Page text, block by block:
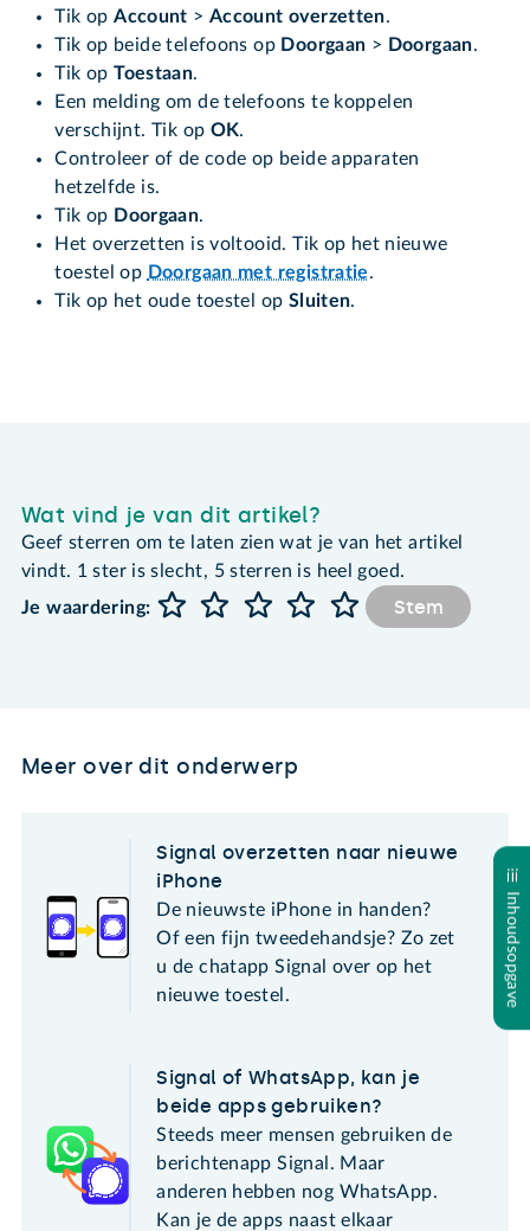
Tik opAccount > Account overzetten.
Tik op beide telefoons op Doorgaan > Doorgaan.
Tik opToestaan.
Een melding om de telefoons te koppelen
verschijnt. Tik op OK.
Controleer of de code op beide apparaten
hetzelfde is.
Tik op Doorgaan.
Het overzetten is voltooid. Tik op het nieuwe
toestel op Doorgaan met registratie.
Tik op het oude toestel op Sluiten.
Inhoudsopgave
Wat vind je van dit artikel?
Geef sterren om te laten zien wat je van het artikel
vindt. 1 ster is slecht, 5 sterren is heel goed.
Je waardering:
Stem
Meer over dit onderwerp
Signal overzetten naar nieuwe
iPhone
De nieuwste iPhone in handen?
Of een fijn tweedehandsje? Zo zet
u de chatapp Signal over op het
nieuwe toestel.
Signal of WhatsApp, kan je
beide apps gebruiken?
Steeds meer mensen gebruiken de
berichtenapp Signal. Maar
anderen hebben nog WhatsApp.
Kan je de apps naast elkaar